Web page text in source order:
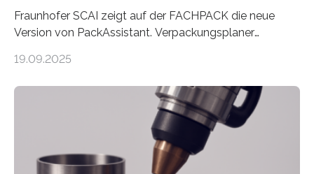
Fraunhofer SCAI zeigt auf der FACHPACK die neue
Version von PackAssistant. Verpackungsplaner
Automobil, Maschinenbau und in der Zulieferindustrie.
Teile als eine Einheit verpacken. Die Anordnung kann
der Benutzer vorgeben und erhält so mehr Kontrolle
über die Positionierung der Bauteile. Die ebenfalls neue
Automatisierungsschnittstelle dient dazu, die Software
besser in spezifische Unternehmensprozesse
19.09.2025